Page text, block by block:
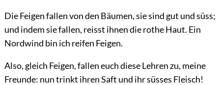
Die Feigen fallen von den Bäumen, sie sind gut und süss;
und indem sie fallen, reisst ihnen die rothe Haut. Ein
Nordwind bin ich reifen Feigen.
Also, gleich Feigen, fallen euch diese Lehren zu, meine
Freunde: nun trinkt ihren Saft und ihr süsses Fleisch!